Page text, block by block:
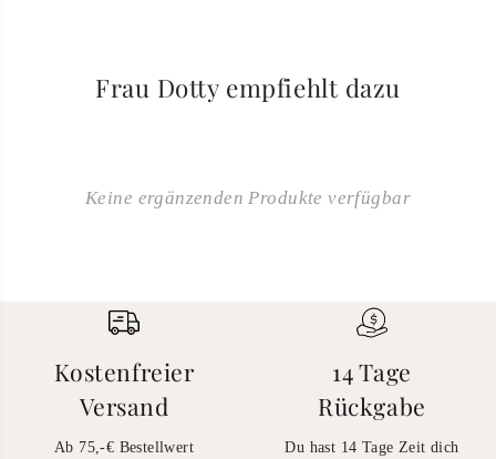
Frau Dotty empfiehlt dazu
Keine ergänzenden Produkte verfügbar
Kostenfreier
Versand
Ab 75,-€ Bestellwert
14 Tage
Rückgabe
Du hast 14 Tage Zeit dich